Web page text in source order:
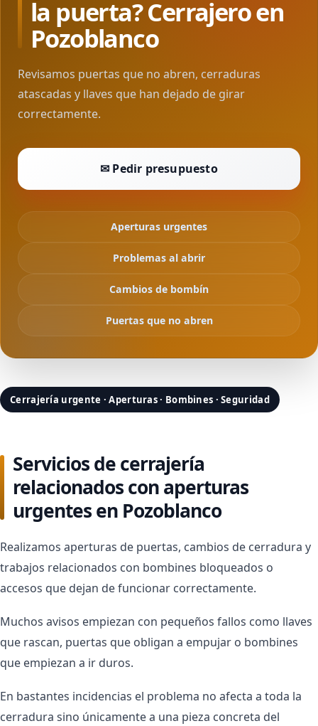
la puerta? Cerrajero en
Pozoblanco
Revisamos puertas que no abren, cerraduras
atascadas y llaves que han dejado de girar
correctamente.
✉ Pedir presupuesto
Aperturas urgentes
Problemas al abrir
Cambios de bombín
Puertas que no abren
Cerrajería urgente · Aperturas · Bombines · Seguridad
Servicios de cerrajería
relacionados con aperturas
urgentes en Pozoblanco
Realizamos aperturas de puertas, cambios de cerradura y
trabajos relacionados con bombines bloqueados o
accesos que dejan de funcionar correctamente.
Muchos avisos empiezan con pequeños fallos como llaves
que rascan, puertas que obligan a empujar o bombines
que empiezan a ir duros.
En bastantes incidencias el problema no afecta a toda la
cerradura sino únicamente a una pieza concreta del